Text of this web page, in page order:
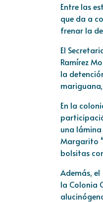
Entre las
que da a
frenar la
El
Ramírez
la
En la
una
Margarito
bolsitas
Además, el
la Colonia